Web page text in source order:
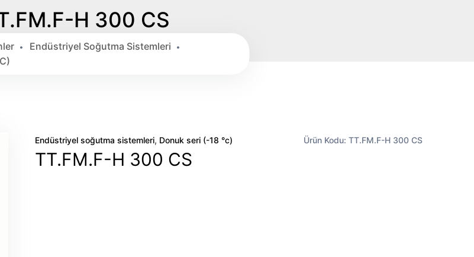
H 300 CS
Endüstriyel Soğutma Sistemleri
Endüstriyel soğutma sistemleri, Donuk seri (-18 °c) Ürün Kodu: TT.FM.F-H 300 CS
TT.FM.F-H 300 CS